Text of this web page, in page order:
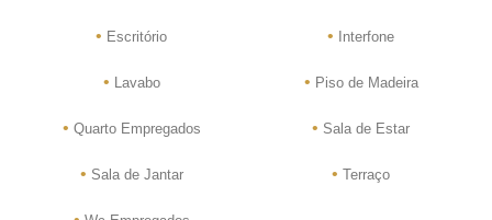
• Escritório • Interfone
• Lavabo • Piso de Madeira
• Quarto Empregados • Sala de Estar
• Sala de Jantar • Terraço